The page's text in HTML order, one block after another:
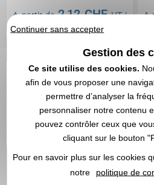
A partir de2,12 CHFHT|
2,31 €
: 8 765 articles
DEVIS EXPRESS
A
En
1
Continuer sans accepter
Gestion des
Ce site utilise des cookies.
afin de vous proposer une
permettre d’analyser la
personnaliser notre contenu
pouvez contrôler ceux que
cliquant sur le bouton
Pour en savoir plus sur les cookies
notre
politique de